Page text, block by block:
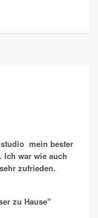
mein bester
Ich war wie auch
zufrieden.
zu Hause"